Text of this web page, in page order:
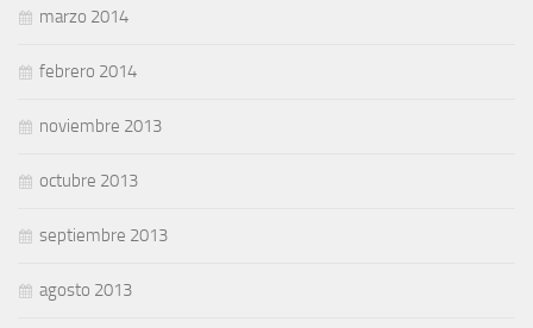
marzo 2014
febrero 2014
noviembre 2013
octubre 2013
septiembre 2013
agosto 2013